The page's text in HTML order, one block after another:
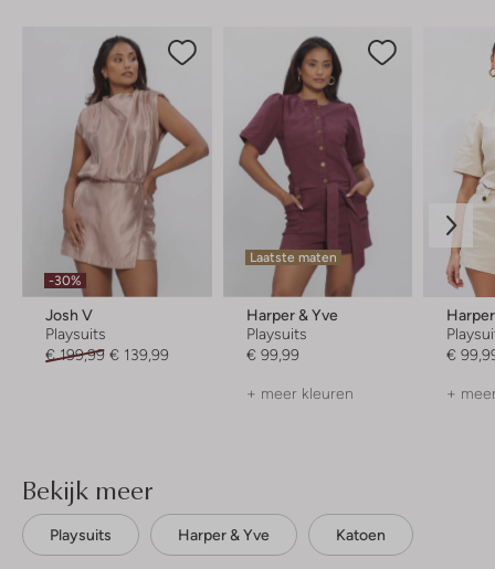
-30%
Josh V
Playsuits
€ 199,99 € 139,99
Laatste maten
Harper & Yve
Playsuits
€ 99,99
+ meer kleuren
€
+
Bekijk meer
Playsuits Harper & Yve Katoen